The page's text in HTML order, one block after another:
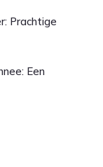
Prachtige
Een